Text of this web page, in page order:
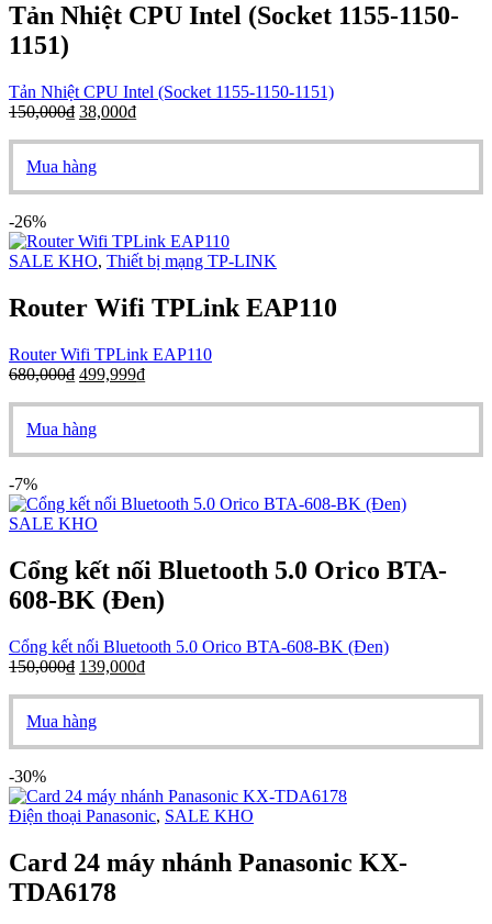
Tản Nhiệt CPU Intel (Socket 1155-1150-
1151)
Tản Nhiệt CPU Intel (Socket 1155-1150-1151)
150,000₫ 38,000₫
Mua hàng
-26%
SALE KHO, Thiết bị mạng TP-LINK
Router Wifi TPLink EAP110
Router Wifi TPLink EAP110
680,000₫ 499,999₫
Mua hàng
-7%
SALE KHO
Cổng kết nối Bluetooth 5.0 Orico BTA-
608-BK (Đen)
Cổng kết nối Bluetooth 5.0 Orico BTA-608-BK (Đen)
150,000₫ 139,000₫
Mua hàng
-30%
Điện thoại Panasonic, SALE KHO
Card 24 máy nhánh Panasonic KX-
TDA6178